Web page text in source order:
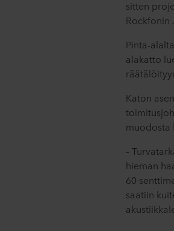
sitten
Rockfonin
Pinta-
alakatto
Katon
muodosta
–
hieman
60
saatiin